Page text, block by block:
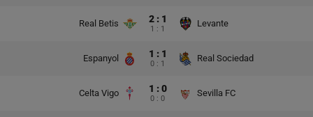
Real Betis 2 : 1
1 : 1
Levante
Espanyol 1 : 1
0 : 1
Real Sociedad
Celta Vigo 1 : 0
0 : 0
Sevilla FC